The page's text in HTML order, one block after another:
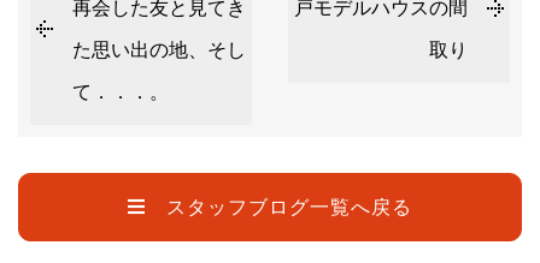
再会した友と見てき
た思い出の地、そし
て．．．。
戸モデルハウスの間
取り
スタッフブログ一覧へ戻る